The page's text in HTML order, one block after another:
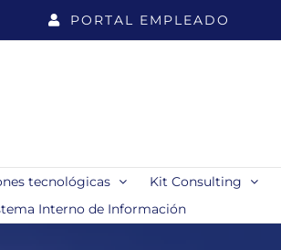
PORTAL EMPLEADO
tecnológicas Kit Consulting
Interno de Información